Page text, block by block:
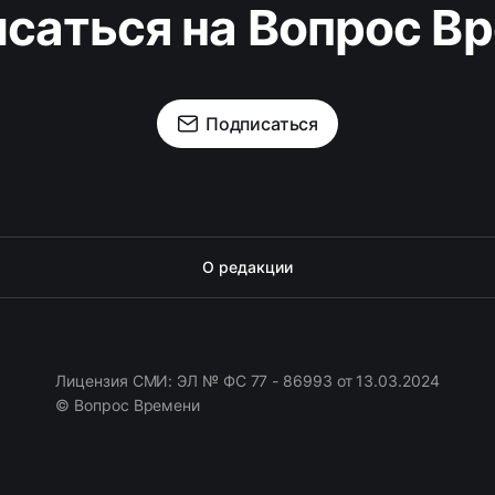
на Вопрос
Подписаться
О редакции
Лицензия СМИ: ЭЛ № ФС 77 - 86993 от 13.03.2024
© Вопрос Времени